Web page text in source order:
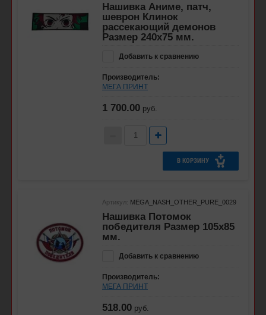
Нашивка Аниме, патч,
шеврон Клинок
рассекающий демонов
Размер 240х75 мм.
Добавить к сравнению
Производитель:
МЕГА ПРИНТ
1 700.00 руб.
В КОРЗИНУ
Артикул: MEGA_NASH_OTHER_PURE_0029
Нашивка Потомок
победителя Размер 105х85
мм.
Добавить к сравнению
Производитель:
МЕГА ПРИНТ
518.00 руб.